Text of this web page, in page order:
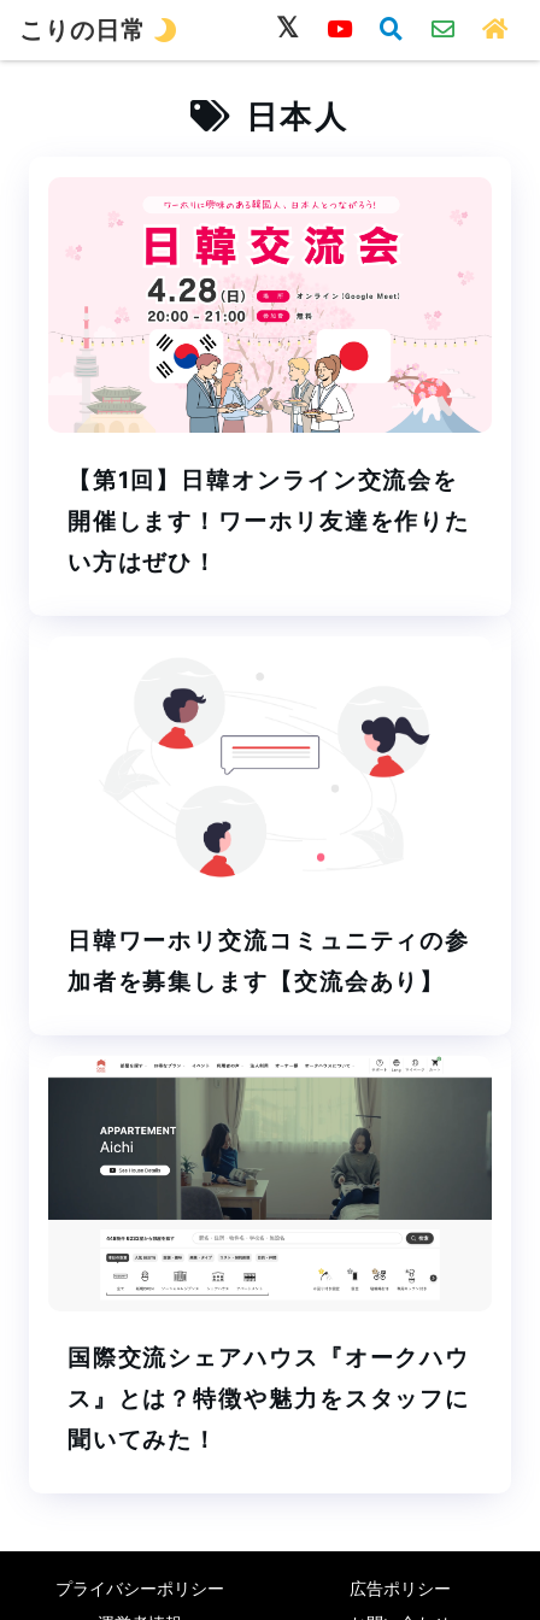
韓国語 旅行 留学 ワーホリ 生活
日本人
【第1回】日韓オンライン交流会を
開催します！ワーホリ友達を作りた
い方はぜひ！
日韓ワーホリ交流コミュニティの参
加者を募集します【交流会あり】
国際交流シェアハウス『オークハウ
ス』とは？特徴や魅力をスタッフに
聞いてみた！
プライバシーポリシー
広告ポリシー
こりの日常